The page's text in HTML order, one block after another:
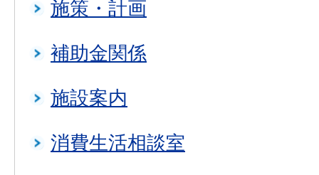
施策・計画
補助金関係
施設案内
消費生活相談室